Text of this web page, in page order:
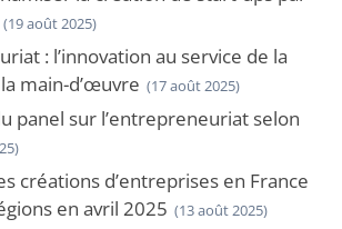
(19 août 2025)
: l’innovation au service de la
main-d’œuvre (17 août 2025)
panel sur l’entrepreneuriat selon
créations d’entreprises en France
en avril 2025 (13 août 2025)